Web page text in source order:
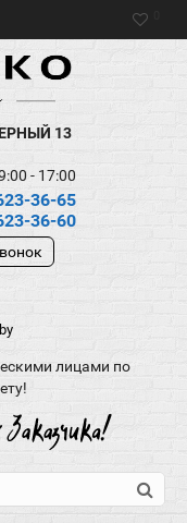
13
- 17:00
36-65
36-60
лицами по